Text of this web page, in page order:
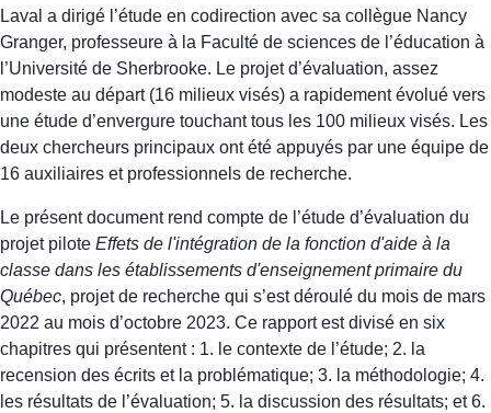
Laval a dirigé l’étude en codirection avec sa collègue Nancy
Granger, professeure à la Faculté de sciences de l’éducation à
l’Université de Sherbrooke. Le projet d’évaluation, assez
modeste au départ (16 milieux visés) a rapidement évolué vers
une étude d’envergure touchant tous les 100 milieux visés. Les
deux chercheurs principaux ont été appuyés par une équipe de
16 auxiliaires et professionnels de recherche.
Le présent document rend compte de l’étude d’évaluation du
projet pilote Effets de l'intégration de la fonction d'aide à la
classe dans les établissements d'enseignement primaire du
Québec, projet de recherche qui s’est déroulé du mois de mars
2022 au mois d’octobre 2023. Ce rapport est divisé en six
chapitres qui présentent : 1. le contexte de l’étude; 2. la
recension des écrits et la problématique; 3. la méthodologie; 4.
les résultats de l’évaluation; 5. la discussion des résultats; et 6.